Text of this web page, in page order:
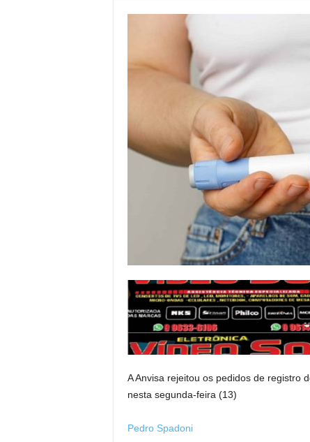
A Anvisa rejeitou os pedidos de registro
nesta segunda-feira (13)
Pedro Spadoni